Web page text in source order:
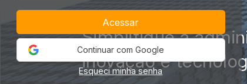
Simplifique a
inovação e
Continuar com Google
Esqueci minha senha